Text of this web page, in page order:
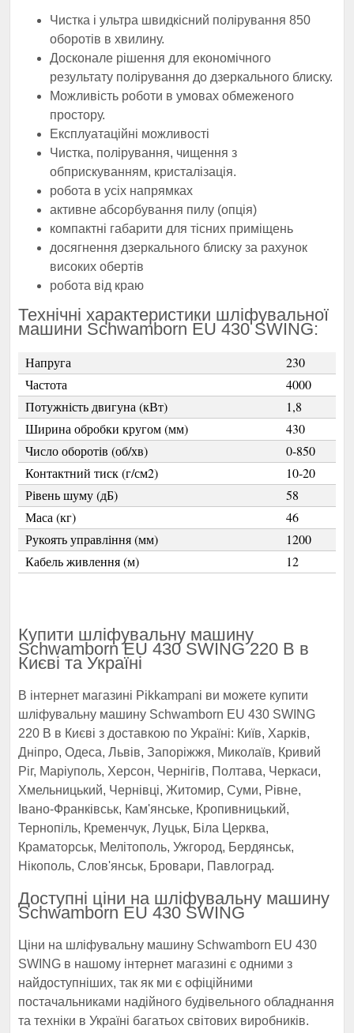
Чистка і ультра швидкісний полірування 850
оборотів в хвилину.
Досконале рішення для економічного
результату полірування до дзеркального блиску.
Можливість роботи в умовах обмеженого
простору.
Експлуатаційні можливості
Чистка, полірування, чищення з
обприскуванням, кристалізація.
робота в усіх напрямках
активне абсорбування пилу (опція)
компактні габарити для тісних приміщень
досягнення дзеркального блиску за рахунок
високих обертів
робота від краю
Технічні характеристики шліфувальної
машини Schwamborn EU 430 SWING:
Напруга
230
Частота
4000
Потужність двигуна (кВт)
1,8
Ширина обробки кругом (мм)
430
Число оборотів (об/хв)
0-850
Контактний тиск (г/см2)
10-20
Рівень шуму (дБ)
58
Маса (кг)
46
Рукоять управління (мм)
1200
Кабель живлення (м)
12
Купити шліфувальну машину
Schwamborn EU 430 SWING 220 В в
Києві та Україні
В інтернет магазині Pikkampani ви можете купити
шліфувальну машину Schwamborn EU 430 SWING
220 В в Києві з доставкою по Україні: Київ, Харків,
Дніпро, Одеса, Львів, Запоріжжя, Миколаїв, Кривий
Ріг, Маріуполь, Херсон, Чернігів, Полтава, Черкаси,
Хмельницький, Чернівці, Житомир, Суми, Рівне,
Івано-Франківськ, Кам'янське, Кропивницький,
Тернопіль, Кременчук, Луцьк, Біла Церква,
Краматорськ, Мелітополь, Ужгород, Бердянськ,
Нікополь, Слов'янськ, Бровари, Павлоград.
Доступні ціни на шліфувальну машину
Schwamborn EU 430 SWING
Ціни на шліфувальну машину Schwamborn EU 430
SWING в нашому інтернет магазині є одними з
найдоступніших, так як ми є офіційними
постачальниками надійного будівельного обладнання
та техніки в Україні багатьох світових виробників.